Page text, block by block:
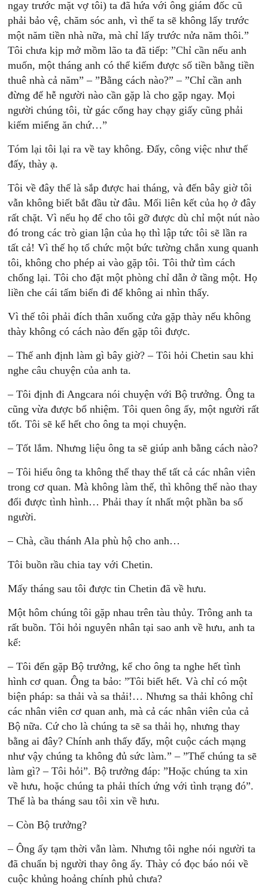
ngay trước mặt vợ tôi) ta đã hứa với ông giám đốc cũ
phải bảo vệ, chăm sóc anh, vì thế ta sẽ không lấy trước
một năm tiền nhà nữa, mà chỉ lấy trước nửa năm thôi.”
Tôi chưa kịp mở mồm lão ta đã tiếp: ”Chỉ cần nếu anh
muốn, một tháng anh có thể kiếm được số tiền bằng tiền
thuê nhà cả năm” – ”Bằng cách nào?” – ”Chỉ cần anh
đừng để hễ người nào cần gặp là cho gặp ngay. Mọi
người chúng tôi, từ gác cổng hay chạy giấy cũng phải
kiếm miếng ăn chứ…”
Tóm lại tôi lại ra về tay không. Đấy, công việc như thế
đấy, thày ạ.
Tôi về đây thế là sắp được hai tháng, và đến bây giờ tôi
vẫn không biết bắt đầu từ đâu. Mối liên kết của họ ở đây
rất chặt. Vì nếu họ để cho tôi gỡ được dù chỉ một nút nào
đó trong các trò gian lận của họ thì lập tức tôi sẽ lần ra
tất cả! Vì thế họ tổ chức một bức tường chắn xung quanh
tôi, không cho phép ai vào gặp tôi. Tôi thử tìm cách
chống lại. Tôi cho đặt một phòng chỉ dẫn ở tầng một. Họ
liền che cái tấm biển đi để không ai nhìn thấy.
Vì thế tôi phải đích thân xuống cửa gặp thày nếu không
thày không có cách nào đến gặp tôi được.
– Thế anh định làm gì bây giờ? – Tôi hỏi Chetin sau khi
nghe câu chuyện của anh ta.
– Tôi định đi Angcara nói chuyện với Bộ trưởng. Ông ta
cũng vừa được bổ nhiệm. Tôi quen ông ấy, một người rất
tốt. Tôi sẽ kể hết cho ông ta mọi chuyện.
– Tốt lắm. Nhưng liệu ông ta sẽ giúp anh bằng cách nào?
– Tôi hiểu ông ta không thể thay thế tất cả các nhân viên
trong cơ quan. Mà không làm thế, thì không thể nào thay
đổi được tình hình… Phải thay ít nhất một phần ba số
người.
– Chà, cầu thánh Ala phù hộ cho anh…
Tôi buồn rầu chia tay với Chetin.
Mấy tháng sau tôi được tin Chetin đã về hưu.
Một hôm chúng tôi gặp nhau trên tàu thủy. Trông anh ta
rất buồn. Tôi hỏi nguyên nhân tại sao anh về hưu, anh ta
kể:
– Tôi đến gặp Bộ trưởng, kể cho ông ta nghe hết tình
hình cơ quan. Ông ta bảo: ”Tôi biết hết. Và chỉ có một
biện pháp: sa thải và sa thải!… Nhưng sa thải không chỉ
các nhân viên cơ quan anh, mà cả các nhân viên của cả
Bộ nữa. Cứ cho là chúng ta sẽ sa thải họ, nhưng thay
bằng ai đây? Chính anh thấy đấy, một cuộc cách mạng
như vậy chúng ta không đủ sức làm.” – ”Thế chúng ta sẽ
làm gì? – Tôi hỏi”. Bộ trưởng đáp: ”Hoặc chúng ta xin
về hưu, hoặc chúng ta phải thích ứng với tình trạng đó”.
Thế là ba tháng sau tôi xin về hưu.
– Còn Bộ trưởng?
– Ông ấy tạm thời vẫn làm. Nhưng tôi nghe nói người ta
đã chuẩn bị người thay ông ấy. Thày có đọc báo nói về
cuộc khủng hoảng chính phủ chưa?